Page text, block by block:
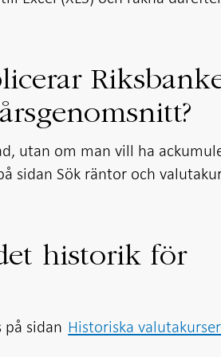
utan om man vill ha
sidan Sök räntor och
historik för
sidan Historiska